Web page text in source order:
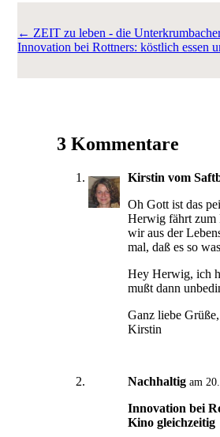
← ZEIT zu leben - die
Innovation bei Rottners: köstlich essen
3 Kommentare
Kirstin vom
Oh Gott ist das
Herwig fährt zum
wir aus der
mal, daß es so
Hey Herwig, ich
mußt dann
Ganz liebe Grüße,
Kirstin
Nachhaltig am
Innovation bei
Kino gleichzeitig